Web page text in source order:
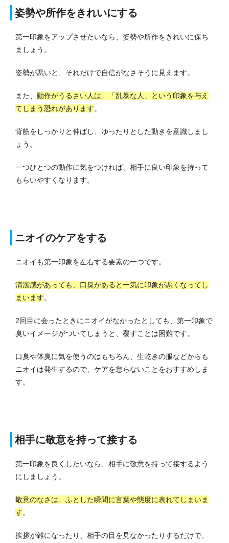
姿勢や所作をきれいにする
第一印象をアップさせたいなら、姿勢や所作をきれいに保ち
ましょう。
姿勢が悪いと、それだけで自信がなさそうに見えます。
また、 動作がうるさい人は、「乱暴な人」という印象を与え
てしまう恐れがあります。
背筋をしっかりと伸ばし、ゆったりとした動きを意識しまし
ょう。
一つひとつの動作に気をつければ、相手に良い印象を持って
もらいやすくなります。
ニオイのケアをする
ニオイも第一印象を左右する要素の一つです。
清潔感があっても、口臭があると一気に印象が悪くなってし
まいます。
2回目に会ったときにニオイがなかったとしても、第一印象で
臭いイメージがついてしまうと、覆すことは困難です。
口臭や体臭に気を使うのはもちろん、生乾きの服などからも
ニオイは発生するので、ケアを怠らないことをおすすめしま
す。
相手に敬意を持って接する
第一印象を良くしたいなら、相手に敬意を持って接するよう
にしましょう。
敬意のなさは、ふとした瞬間に言葉や態度に表れてしまいま
す。
挨拶が雑になったり、相手の目を見なかったりするだけで、